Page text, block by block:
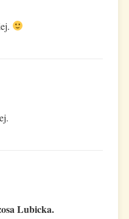
Lubicka.